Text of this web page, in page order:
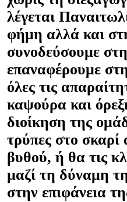
λέγεται
φήμη αλλά και
συνοδεύσουμε
επαναφέρουμε
όλες τις
καψούρα και
διοίκηση της
τρύπες στο σκαρί
βυθού, ή θα τις
μαζί τη δύναμη
στην επιφάνεια